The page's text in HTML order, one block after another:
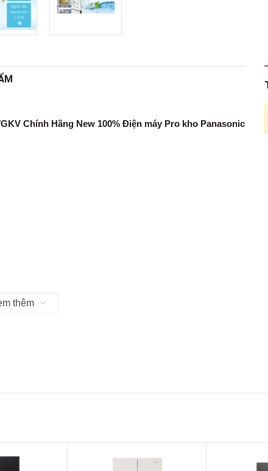
Chính Hãng New 100% Điện máy Pro kho Panasonic
thêm